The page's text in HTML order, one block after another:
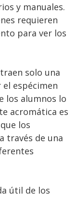
y manuales.
requieren
para ver los
solo una
espécimen
los alumnos lo
acromática es
los
través de una
útil de los